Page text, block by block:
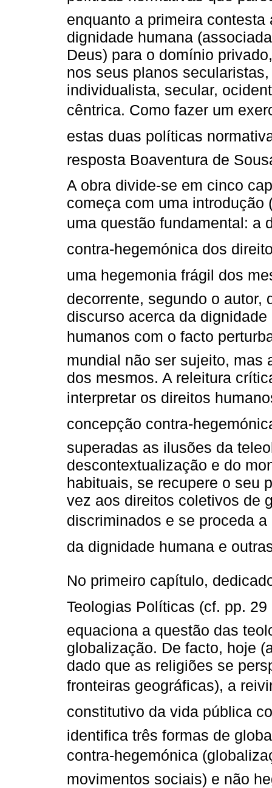
enquanto a primeira
dignidade humana
Deus) para o domínio
nos seus planos
individualista, secular,
cêntrica. Como fazer um
estas duas políticas
resposta Boaventura de
A obra divide-se em cinco
começa com uma
uma questão fundamental: a
contra-hegemónica dos
uma hegemonia frágil dos
decorrente, segundo o autor,
discurso acerca da
humanos com o facto
mundial não ser sujeito, mas
dos mesmos. A releitura
interpretar os direitos
concepção contra-
superadas as ilusões da
descontextualização e do
habituais, se recupere o seu
vez aos direitos coletivos de
discriminados e se proceda a
da dignidade humana e
No primeiro capítulo,
Teologias Políticas (cf. pp.
equaciona a questão das
globalização. De facto, hoje
dado que as religiões se
fronteiras geográficas), a
constitutivo da vida pública
identifica três formas de
contra-hegemónica
movimentos sociais) e não